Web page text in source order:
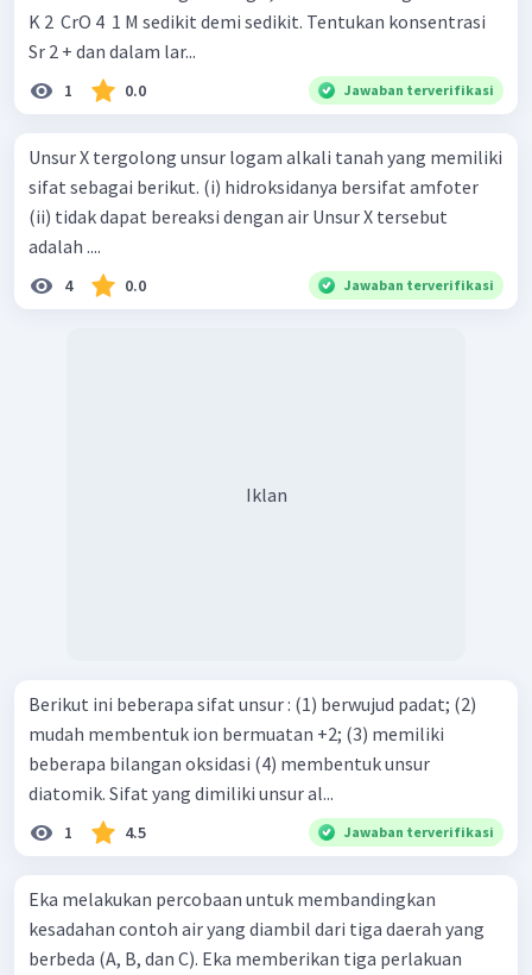
K 2 ​ CrO 4 ​ 1 M sedikit demi sedikit. Tentukan konsentrasi
Sr 2 + dan dalam lar...
1 0.0 Jawaban terverifikasi
Unsur X tergolong unsur logam alkali tanah yang memiliki
sifat sebagai berikut. (i) hidroksidanya bersifat amfoter
(ii) tidak dapat bereaksi dengan air Unsur X tersebut
adalah ....
4 0.0 Jawaban terverifikasi
Iklan
Berikut ini beberapa sifat unsur : (1) berwujud padat; (2)
mudah membentuk ion bermuatan +2; (3) memiliki
beberapa bilangan oksidasi (4) membentuk unsur
diatomik. Sifat yang dimiliki unsur al...
1 4.5 Jawaban terverifikasi
Eka melakukan percobaan untuk membandingkan
kesadahan contoh air yang diambil dari tiga daerah yang
berbeda (A, B, dan C). Eka memberikan tiga perlakuan